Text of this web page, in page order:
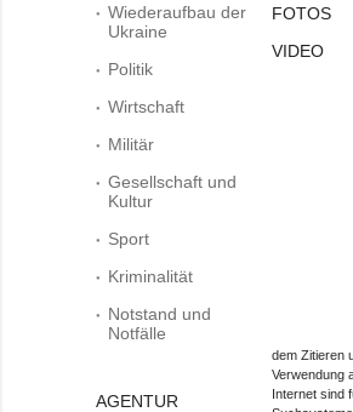
Wiederaufbau der
Ukraine
Politik
Wirtschaft
Militär
Gesellschaft und
Kultur
Sport
Kriminalität
Notstand und
Notfälle
AGENTUR
FOTOS
VIDEO
dem Zitieren
Verwendung
Internet sind